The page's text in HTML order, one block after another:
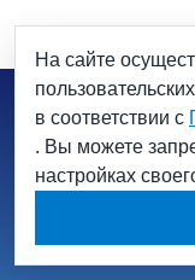
На сайте
в соответствии с
. Вы можете
настройках